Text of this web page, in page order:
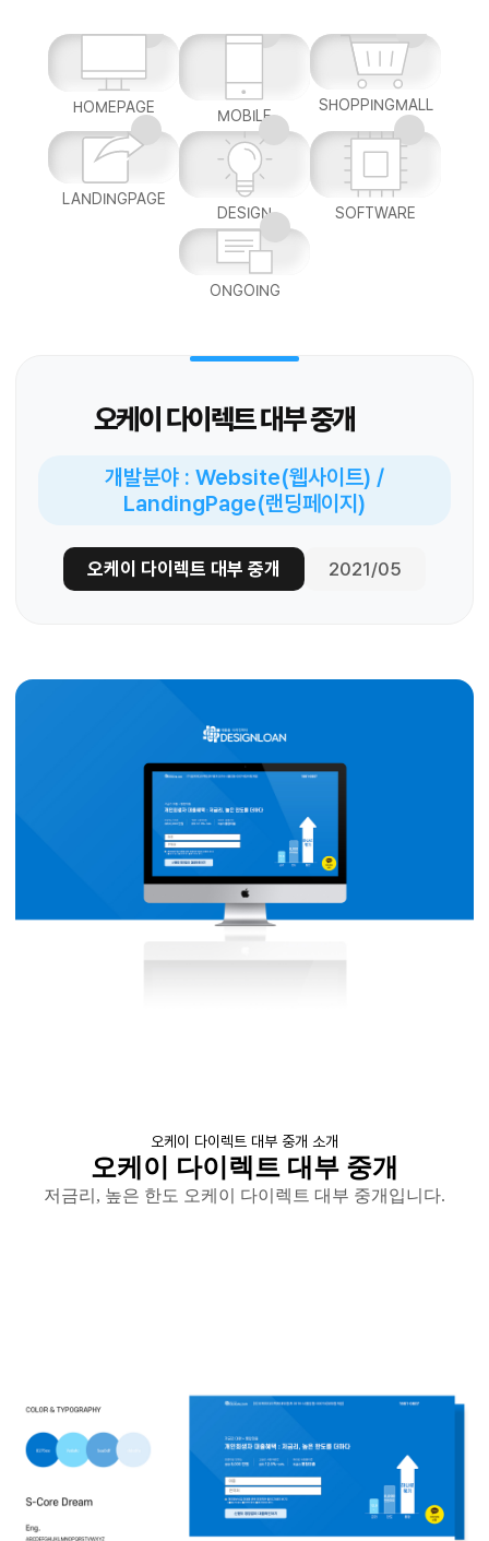
HOMEPAGE MOBILE
SHOPPINGMALL
LANDINGPAGE
DESIGN
SOFTWARE
ONGOING
오케이 다이렉트 대부 중개
개발분야 : Website(웹사이트) /
LandingPage(랜딩페이지)
오케이 다이렉트 대부 중개 2021/05
오케이 다이렉트 대부 중개 소개
오케이 다이렉트 대부 중개
저금리 , 높은 한도 오케이 다이렉트 대부 중개입니다.